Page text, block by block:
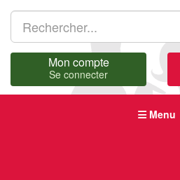
Mon compte
Se connecter
Menu